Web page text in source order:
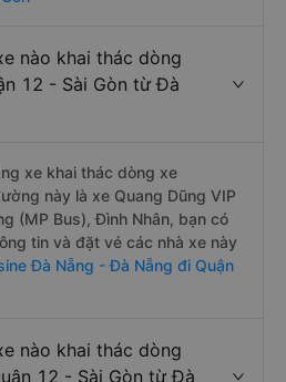
nào khai thác dòng
12 - Sài Gòn từ Đà
xe khai thác dòng xe
này là xe Quang Dũng VIP
(MP Bus), Đình Nhân, bạn có
tin và đặt vé các nhà xe này
Đà Nẵng - Đà Nẵng đi Quận
nào khai thác dòng
12 - Sài Gòn từ Đà